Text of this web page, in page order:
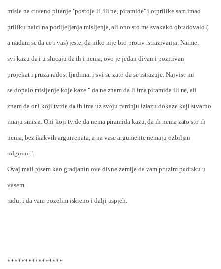
misle na cuveno pitanje "postoje li, ili ne, piramide" i otprilike sam imao
priliku naici na podijeljenja misljenja, ali ono sto me svakako obradovalo (
a nadam se da ce i vas) jeste, da niko nije bio protiv istrazivanja. Naime,
svi kazu da i u slucaju da ih i nema, ovo je jedan divan i pozitivan
projekat i pruza radost ljudima, i svi su zato da se istrazuje. Najvise mi
se dopalo misljenje koje kaze " da ne znam da li ima piramida ili ne, ali
znam da oni koji tvrde da ih ima uz svoju tvrdnju izlazu dokaze koji stvarno
imaju smisla. Oni koji tvrde da nema piramida kazu, da ih nema zato sto ih
nema, bez ikakvih argumenata, a na vase argumente nemaju ozbiljan
odgovor".
Ovaj mail pisem kao gradjanin ove divne zemlje da vam pruzim podrsku u
vasem
radu, i da vam pozelim iskreno i dalji uspjeh.
****************